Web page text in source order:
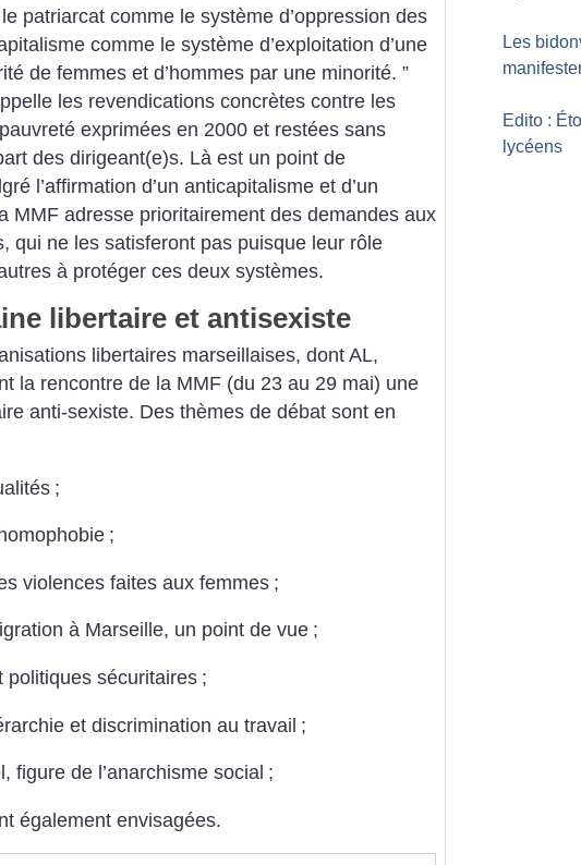
patriarcat comme le système d’oppression des
comme le système d’exploitation d’une
de femmes et d’hommes par une minorité. ”
les revendications concrètes contre les
exprimées en 2000 et restées sans
des dirigeant(e)s. Là est un point de
l’affirmation d’un anticapitalisme et d’un
MMF adresse prioritairement des demandes aux
qui ne les satisferont pas puisque leur rôle
à protéger ces deux systèmes.
libertaire et antisexiste
libertaires marseillaises, dont AL,
la rencontre de la MMF (du 23 au 29 mai) une
anti-sexiste. Des thèmes de débat sont en
;
;
violences faites aux femmes ;
à Marseille, un point de vue ;
politiques sécuritaires ;
et discrimination au travail ;
figure de l’anarchisme social ;
également envisagées.
Les
Edito :
lycéens